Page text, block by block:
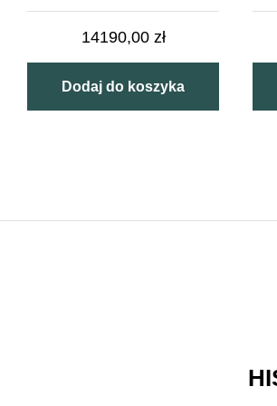
14190,00 zł
Dodaj do koszyka